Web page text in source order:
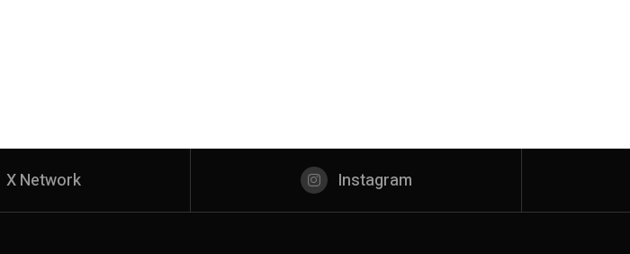
X Network Instagram